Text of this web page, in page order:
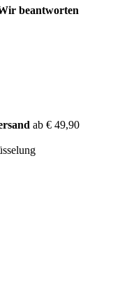
beantworten
ab € 49,90